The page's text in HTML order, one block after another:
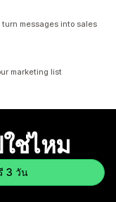
messages into sales
marketing list
ช่ไหม
3 วัน